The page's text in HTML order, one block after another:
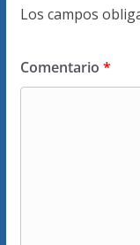
Los campos
Comentario *